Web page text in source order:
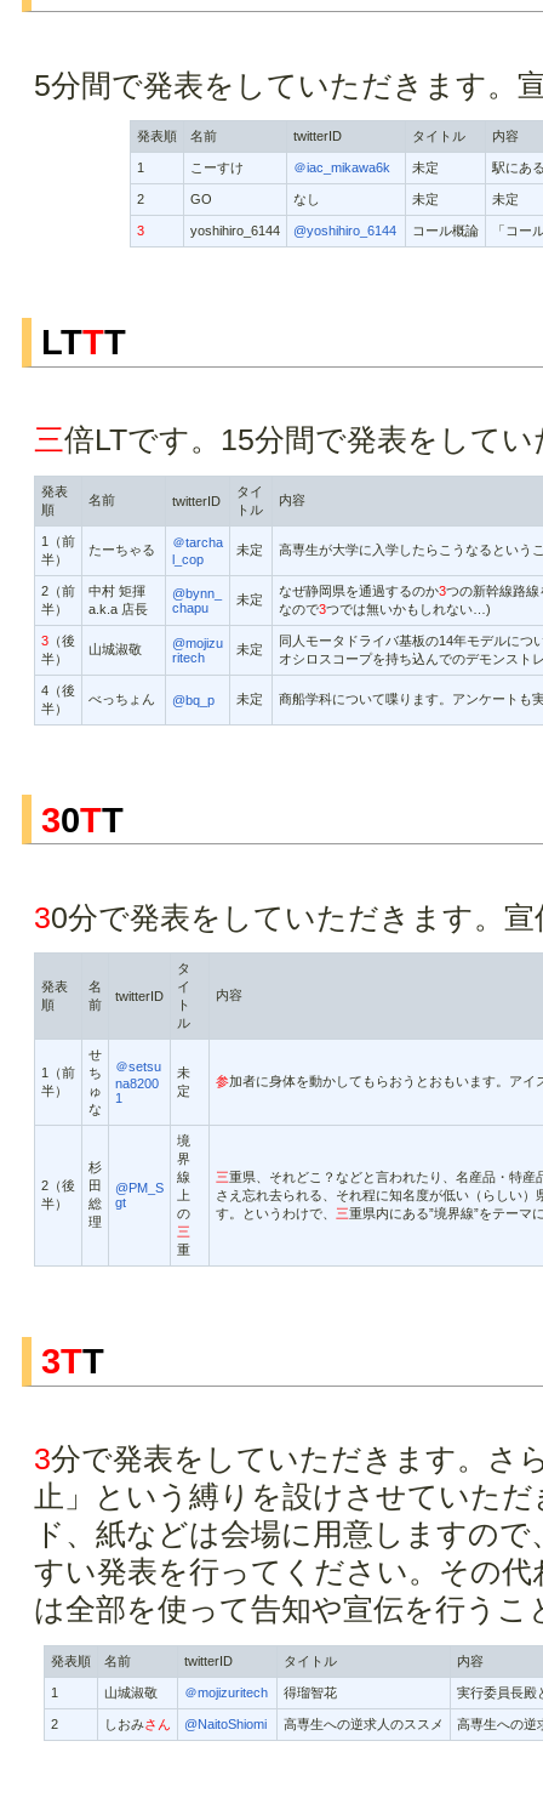
5分間で発表をしていただきます。
発表順 名前 twitterID タイトル 内容
1 こーすけ ＠iac_mikawa6k 未定 駅にあ
2 GO なし 未定 未定
3 yoshihiro_6144 @yoshihiro_6144 コール概論 「コー
LTTT
三倍LTです。15分間で発表をして
発表
順
名前 twitterID
タイ
トル
内容
1（前
半）
たーちゃる
＠tarcha
l_cop
未定 高専生が大学に入学したらこうなるという
2（前
半）
中村 矩揮
a.k.a 店長
@bynn_
chapu
未定
なぜ静岡県を通過するのか3つの新幹線路
なので3つでは無いかもしれない…)
3 （後
半）
山城淑敬
@mojizu
ritech
未定
同人モータドライバ基板の14年モデルにつ
オシロスコープを持ち込んでのデモンスト
4（後
半）
べっちょん @bq_p 未定 商船学科について喋ります。アンケートも
30TT
30分で発表をしていただきます。宣
発表
順
名
前
twitterID
タ
イ
ト
ル
内容
1（前
半）
せ
ち
ゅ
な
＠setsu
na8200
1
未
定
参加者に身体を動かしてもらおうとおもいます。ア
2（後
半）
杉
田
総
理
@PM_S
gt
境
界
線
上
の
三
重
三重県、それどこ？などと言われたり、名産品・特
さえ忘れ去られる、それ程に知名度が低い（らしい
す。というわけで、 三重県内にある”境界線”をテーマ
3TT
3分で発表をしていただきます。さ
止」という縛りを設けさせていた
ド、紙などは会場に用意しますの
すい発表を行ってください。その
は全部を使って告知や宣伝を行うこ
発表順 名前 twitterID タイトル 内容
1 山城淑敬 ＠mojizuritech 得瑠智花 実行委員長殿
2 しおみさん @NaitoShiomi 高専生への逆求人のススメ 高専生への逆